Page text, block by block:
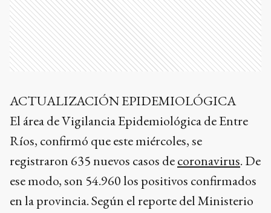
ACTUALIZACIÓN EPIDEMIOLÓGICA
El área de Vigilancia Epidemiológica de Entre
Ríos, confirmó que este miércoles, se
registraron 635 nuevos casos decoronavirus. De
ese modo, son 54.960 los positivos confirmados
en la provincia. Según el reporte del Ministerio